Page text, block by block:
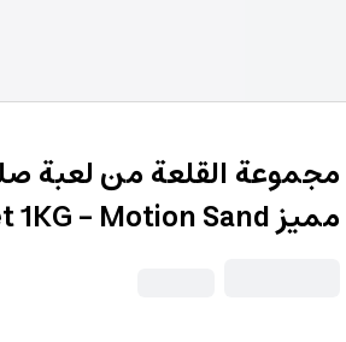
مجموعة القلعة من لعبة
مميز Castle Set 1KG - Motion Sand